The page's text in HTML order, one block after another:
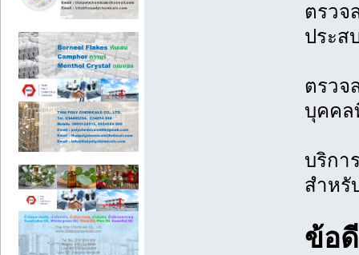
ตรวจ
ประส
ตรวจ
บุคคล
บริกา
สำหรั
ข้อ